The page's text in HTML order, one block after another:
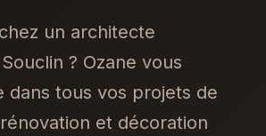
un architecte
? Ozane vous
dans tous vos projets de
et décoration